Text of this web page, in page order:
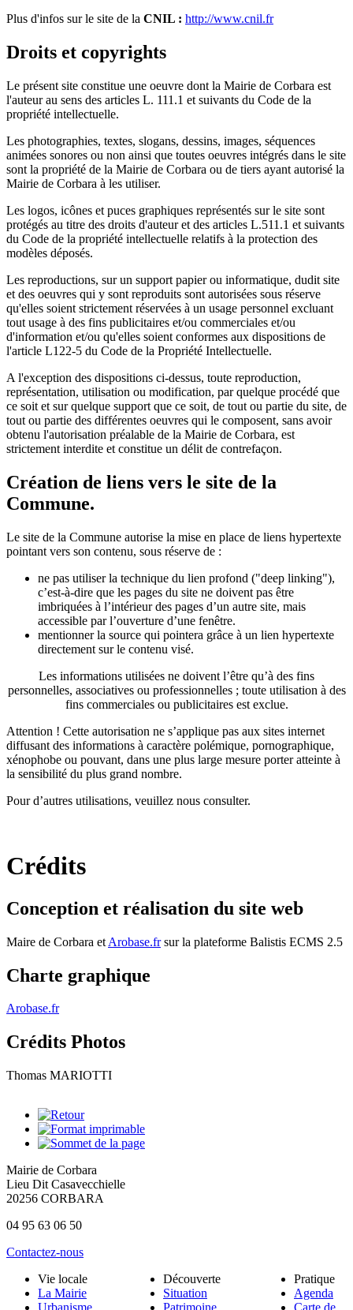
Plus d'infos sur le site de la CNIL : http://www.cnil.fr
Droits et copyrights
Le présent site constitue une oeuvre dont la Mairie de Corbara est
l'auteur au sens des articles L. 111.1 et suivants du Code de la
propriété intellectuelle.
Les photographies, textes, slogans, dessins, images, séquences
animées sonores ou non ainsi que toutes oeuvres intégrés dans le site
sont la propriété de la Mairie de Corbara ou de tiers ayant autorisé la
Mairie de Corbara à les utiliser.
Les logos, icônes et puces graphiques représentés sur le site sont
protégés au titre des droits d'auteur et des articles L.511.1 et suivants
du Code de la propriété intellectuelle relatifs à la protection des
modèles déposés.
Les reproductions, sur un support papier ou informatique, dudit site
et des oeuvres qui y sont reproduits sont autorisées sous réserve
qu'elles soient strictement réservées à un usage personnel excluant
tout usage à des fins publicitaires et/ou commerciales et/ou
d'information et/ou qu'elles soient conformes aux dispositions de
l'article L122-5 du Code de la Propriété Intellectuelle.
A l'exception des dispositions ci-dessus, toute reproduction,
représentation, utilisation ou modification, par quelque procédé que
ce soit et sur quelque support que ce soit, de tout ou partie du site, de
tout ou partie des différentes oeuvres qui le composent, sans avoir
obtenu l'autorisation préalable de la Mairie de Corbara, est
strictement interdite et constitue un délit de contrefaçon.
Création de liens vers le site de la
Commune.
Le site de la Commune autorise la mise en place de liens hypertexte
pointant vers son contenu, sous réserve de :
ne pas utiliser la technique du lien profond ("deep linking"),
c’est-à-dire que les pages du site ne doivent pas être
imbriquées à l’intérieur des pages d’un autre site, mais
accessible par l’ouverture d’une fenêtre.
mentionner la source qui pointera grâce à un lien hypertexte
directement sur le contenu visé.
Les informations utilisées ne doivent l’être qu’à des fins
personnelles, associatives ou professionnelles ; toute utilisation à des
fins commerciales ou publicitaires est exclue.
Attention ! Cette autorisation ne s’applique pas aux sites internet
diffusant des informations à caractère polémique, pornographique,
xénophobe ou pouvant, dans une plus large mesure porter atteinte à
la sensibilité du plus grand nombre.
Pour d’autres utilisations, veuillez nous consulter.
Crédits
Conception et réalisation du site web
Maire de Corbara et Arobase.frsur la plateforme Balistis ECMS 2.5
Charte graphique
Arobase.fr
Crédits Photos
Thomas MARIOTTI
Mairie de Corbara
Lieu Dit Casavecchielle
20256 CORBARA
04 95 63 06 50
Contactez-nous
Vie locale
La Mairie
Découverte
Situation
Pratique
Agenda